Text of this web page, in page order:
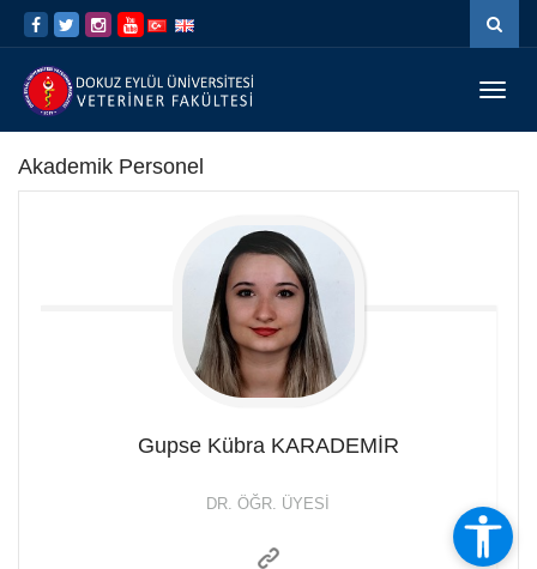
İçeriğe
atla
Navigasyona
atla
Akademik Personel
Gupse Kübra KARADEMİR
DR. ÖĞR. ÜYESI